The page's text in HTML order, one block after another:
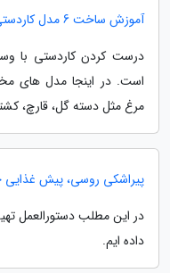
آموزش ساخت 6 مدل کاردستی با شانه تخم مرغ
درست کردن کاردستی با
است. در اینجا مدل های
مرغ مثل دسته گل، قارچ،
پیراشکی روسی، پیش غذایی
در این مطلب دستورالعمل
داده ایم.